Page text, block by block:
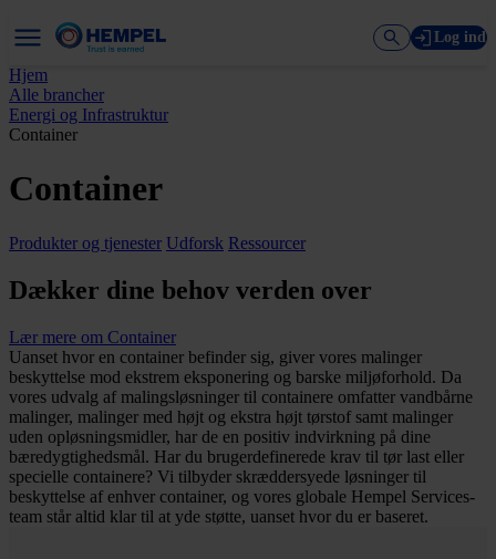
Log ind
Hjem
Alle brancher
Energi og Infrastruktur
Container
Container
Produkter og tjenester Udforsk Ressourcer
Dækker dine behov verden over
Lær mere om Container
Uanset hvor en container befinder sig, giver vores malinger
beskyttelse mod ekstrem eksponering og barske miljøforhold. Da
vores udvalg af malingsløsninger til containere omfatter vandbårne
malinger, malinger med højt og ekstra højt tørstof samt malinger
uden opløsningsmidler, har de en positiv indvirkning på dine
bæredygtighedsmål. Har du brugerdefinerede krav til tør last eller
specielle containere? Vi tilbyder skræddersyede løsninger til
beskyttelse af enhver container, og vores globale Hempel Services-
team står altid klar til at yde støtte, uanset hvor du er baseret.